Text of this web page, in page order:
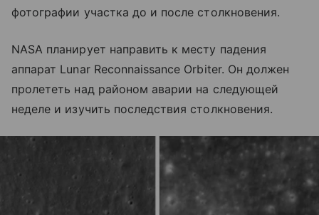
фотографии участка до и после столкновения.
NASA планирует направить к месту падения
аппарат Lunar Reconnaissance Orbiter. Он должен
пролететь над районом аварии на следующей
неделе и изучить последствия столкновения.